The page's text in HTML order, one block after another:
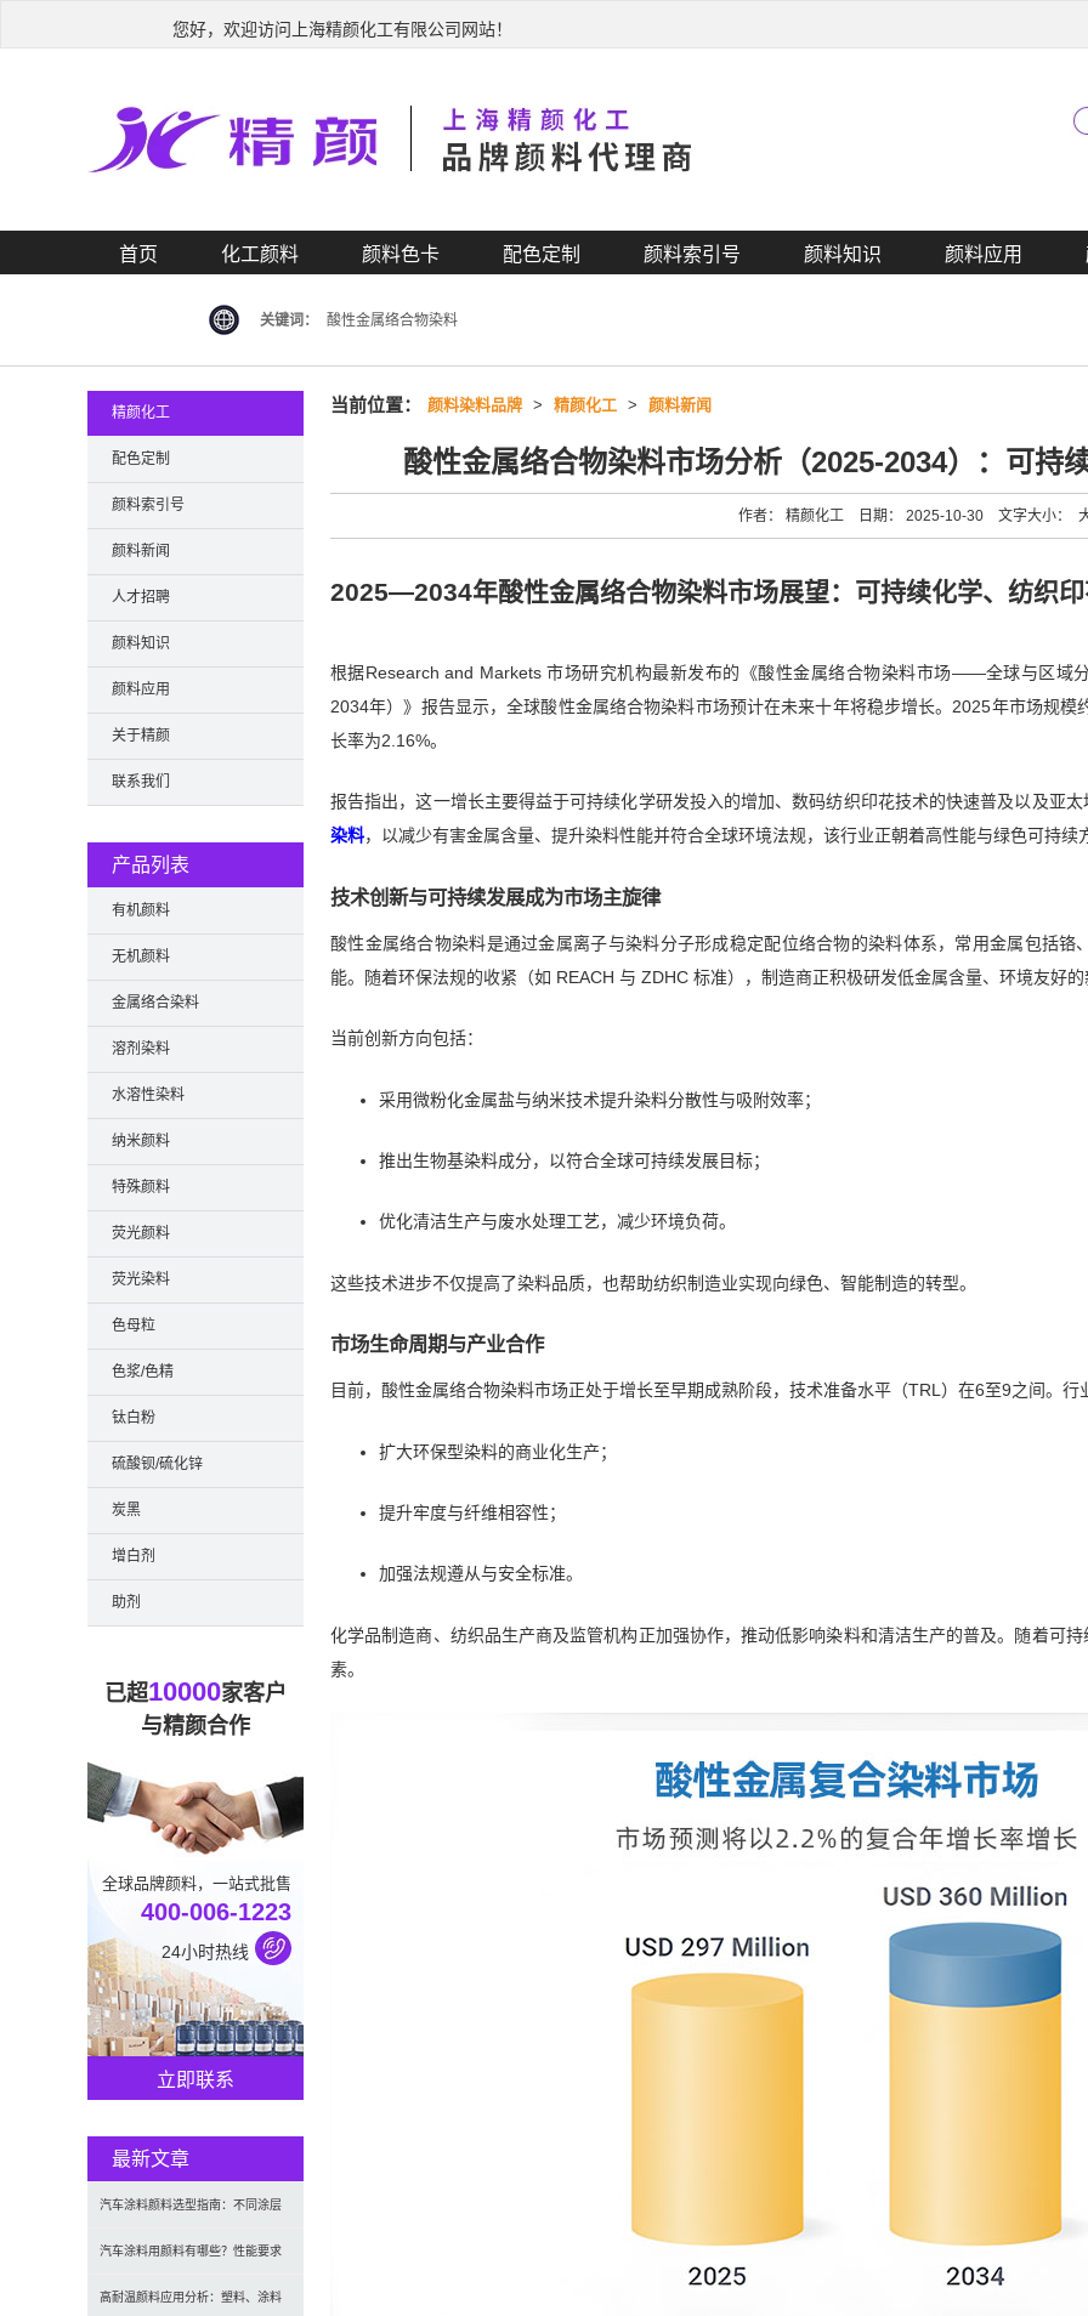
您好，欢迎访问上海精颜化工有限公司网站！
首页 化工颜料 颜料色卡 配色定制 颜料索引号 颜料知识 颜料应用
关键词： 酸性金属络合物染料
当前位置： 颜料染料品牌 > 精颜化工 > 颜料新闻
酸性金属络合物染料市场分析（2025-2034）：可持
作者： 精颜化工 日期： 2025-10-30 文字大小：
2025—2034年酸性金属络合物染料市场展望：可持续化学、纺织
根据Research and Markets 市场研究机构最新发布的《酸性金属络合物染料市场——全球与区域
2034年）》报告显示，全球酸性金属络合物染料市场预计在未来十年将稳步增长。2025年市场规
长率为2.16%。
报告指出，这一增长主要得益于可持续化学研发投入的增加、数码纺织印花技术的快速普及以及亚
染料，以减少有害金属含量、提升染料性能并符合全球环境法规，该行业正朝着高性能与绿色可持续
技术创新与可持续发展成为市场主旋律
酸性金属络合物染料是通过金属离子与染料分子形成稳定配位络合物的染料体系，常用金属包括
能。随着环保法规的收紧（如 REACH 与 ZDHC 标准），制造商正积极研发低金属含量、环境友好的
当前创新方向包括：
采用微粉化金属盐与纳米技术提升染料分散性与吸附效率；
推出生物基染料成分，以符合全球可持续发展目标；
优化清洁生产与废水处理工艺，减少环境负荷。
这些技术进步不仅提高了染料品质，也帮助纺织制造业实现向绿色、智能制造的转型。
市场生命周期与产业合作
目前，酸性金属络合物染料市场正处于增长至早期成熟阶段，技术准备水平（TRL）在6至9之间。行
扩大环保型染料的商业化生产；
提升牢度与纤维相容性；
加强法规遵从与安全标准。
化学品制造商、纺织品生产商及监管机构正加强协作，推动低影响染料和清洁生产的普及。随着可
素。
精颜化工
配色定制
颜料索引号
颜料新闻
人才招聘
颜料知识
颜料应用
关于精颜
联系我们
产品列表
有机颜料
无机颜料
金属络合染料
溶剂染料
水溶性染料
纳米颜料
特殊颜料
荧光颜料
荧光染料
色母粒
色浆/色精
钛白粉
硫酸钡/硫化锌
炭黑
增白剂
助剂
已超10000家客户
与精颜合作
全球品牌颜料，一站式批售
400-006-1223
24小时热线
立即联系
最新文章
汽车涂料颜料选型指南：不同涂层
应用要求、OEM与修补漆用颜料区
别及常见问题
汽车涂料用颜料有哪些？性能要求
及常用颜料类型介绍
高耐温颜料应用分析：塑料、涂料